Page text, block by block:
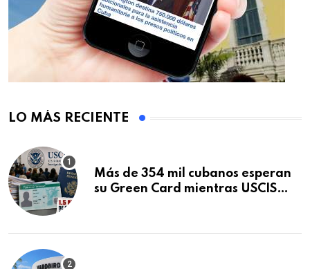
LO MÁS RECIENTE
Más de 354 mil cubanos esperan
su Green Card mientras USCIS